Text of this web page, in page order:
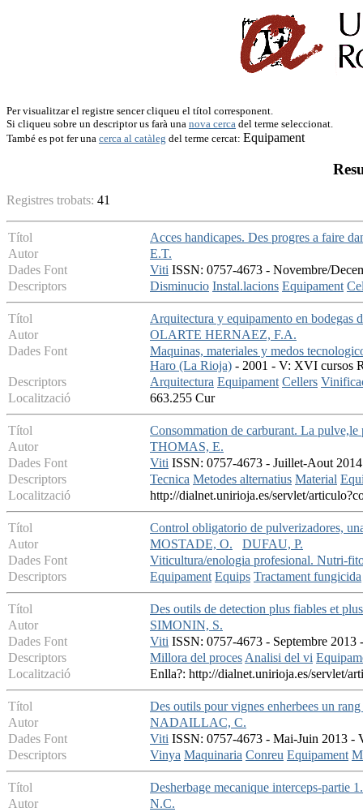
Per visualitzar el registre sencer cliqueu el títol corresponent.
Si cliqueu sobre un descriptor us farà una nova cerca del terme seleccionat.
També es pot fer una cerca al catàleg del terme cercat: Equipament
Registres trobats: 41
Títol
Acces handicapes. Des progres a faire
Autor
E.T.
Dades Font
Viti ISSN: 0757-4673 - Novembre/
Descriptors
Disminucio Instal.lacions Equipament
Títol
Arquitectura y equipamento en bodegas
Autor
OLARTE HERNAEZ, F.A.
Dades Font
Maquinas, materiales y medos
Haro (La Rioja) - 2001 - V: XVI cursos
Descriptors
Arquitectura Equipament Cellers
Localització
663.255 Cur
Títol
Consommation de carburant. La pulve,le
Autor
THOMAS, E.
Dades Font
Viti ISSN: 0757-4673 - Juillet-Aout
Descriptors
Tecnica Metodes alternatius Material
Localització
http://dialnet.unirioja.es/servlet/
Títol
Control obligatorio de pulverizadores,
Autor
MOSTADE, O.
DUFAU, P.
Dades Font
Viticultura/enologia profesional. Nutri-
Descriptors
Equipament Equips Tractament fungicida
Títol
Des outils de detection plus fiables et
Autor
SIMONIN, S.
Dades Font
Viti ISSN: 0757-4673 - Septembre
Descriptors
Millora del procesAnalisi del vi
Localització
Enlla?: http://dialnet.unirioja.es/servlet/
Títol
Des outils pour vignes enherbees un
Autor
NADAILLAC, C.
Dades Font
Viti ISSN: 0757-4673 - Mai-Juin 2013 -
Descriptors
Vinya Maquinaria Conreu Equipament
Títol
Desherbage mecanique interceps-partie
Autor
N.C.